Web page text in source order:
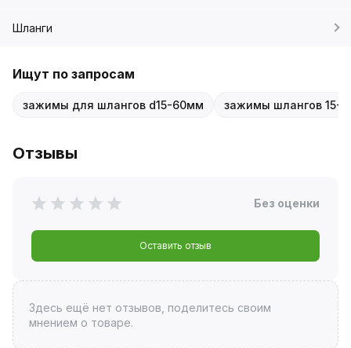
Шланги
Ищут по запросам
зажимы для шлангов d15-60мм зажимы шлангов 15-
Отзывы
Без оценки
Оставить отзыв
Здесь ещё нет отзывов, поделитесь своим
мнением о товаре.